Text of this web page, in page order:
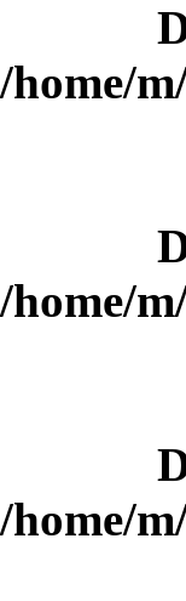
/home/
/home/
/home/